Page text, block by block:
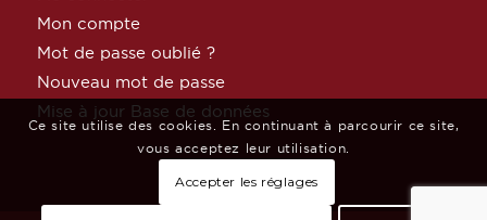
Mon compte
Mot de passe oublié ?
Nouveau mot de passe
Mise à jour Base de données
Ce site utilise des cookies. En continuant à parcourir ce site,
vous acceptez leur utilisation.
Accepter les réglages